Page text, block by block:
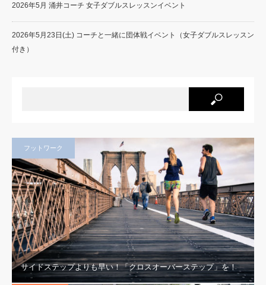
2026年5月 涌井コーチ 女子ダブルスレッスンイベント
2026年5月23日(土) コーチと一緒に団体戦イベント（女子ダブルスレッスン
付き）
フットワーク
サイドステップよりも早い！「クロスオーバーステップ」を！